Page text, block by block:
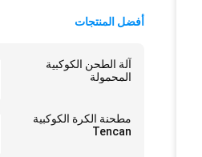
أفضل المنتجات
آلة الطحن الكوكبية
المحمولة
مطحنة الكرة الكوكبية
Tencan